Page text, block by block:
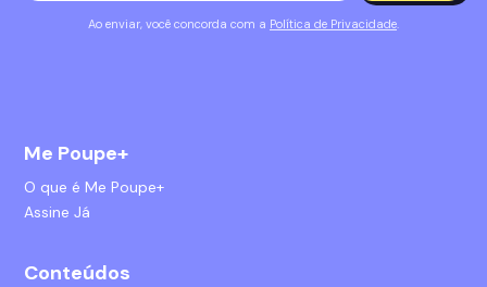
Ao enviar, você concorda com a Política de Privacidade.
Me Poupe+
O que é Me Poupe+
Assine Já
Conteúdos